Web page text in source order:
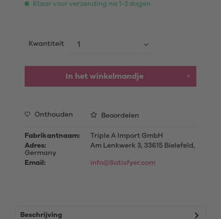
Klaar voor verzending na 1-2 dagen
Kwantiteit
In het winkelmandje
Onthouden Beoordelen
Fabrikantnaam:
Triple A Import GmbH
Adres:
Am Lenkwerk 3, 33615 Bielefeld,
Germany
Email:
info@Satisfyer.com
Beschrijving